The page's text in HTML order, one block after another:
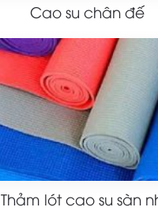
Cao su chân đế
Thảm lót cao su sàn